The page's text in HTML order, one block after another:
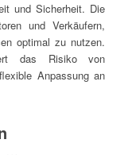
und Sicherheit. Die
und Verkäufern,
optimal zu nutzen.
das Risiko von
Anpassung an